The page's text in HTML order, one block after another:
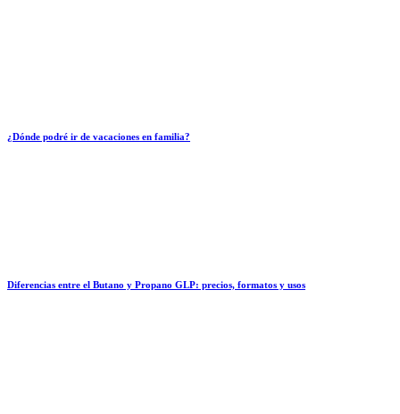
¿Dónde podré ir de vacaciones en familia?
Diferencias entre el Butano y Propano GLP: precios, formatos y usos